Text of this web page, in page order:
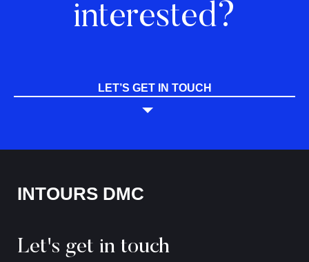
interested?
LET’S GET IN TOUCH
INTOURS DMC
Let's get in touch